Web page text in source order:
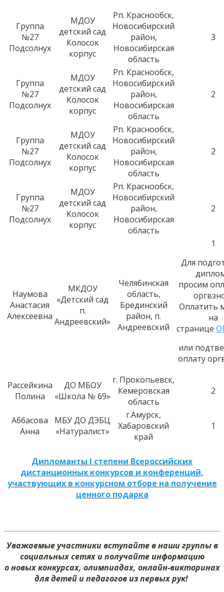
Группа
№27
Подсолнух
МДОУ
детский сад
Колосок
корпус
Рп. Краснообск,
Новосибирский
район,
Новосибирская
область
3
Группа
№27
Подсолнух
МДОУ
детский сад
Колосок
корпус
Рп. Краснообск,
Новосибирский
район,
Новосибирская
область
2
Группа
№27
Подсолнух
МДОУ
детский сад
Колосок
корпус
Рп. Краснообск,
Новосибирский
район,
Новосибирская
область
2
Группа
№27
Подсолнух
МДОУ
детский сад
Колосок
корпус
Рп. Краснообск,
Новосибирский
район,
Новосибирская
область
2
Наумова
Анастасия
Алексеевна
МКДОУ
«Детский сад
п.
Андреевский»
Челябинская
область,
Брединский
район, п.
Андреевский
1
Для
просим
Оплатить
на
странице
или
оплату
Рассейкина
Полина
ДО МБОУ
«Школа № 69»
г. Прокопьевск,
Кемеровская
область
2
Аббасова
Анна
МБУ ДО ДЭБЦ
«Натуралист»
г.Амурск,
Хабаровский
край
1
Дипломанты I степени Всероссийских
дистанционных конкурсов и конференций,
участвующих в конкурсном отборе на получение
ценного подарка
Уважаемые участники вступайте в наши группы в
социальных сетях и получайте информацию
о новых конкурсах, олимпиадах, онлайн-викторинах
для детей и педагогов из первых рук!